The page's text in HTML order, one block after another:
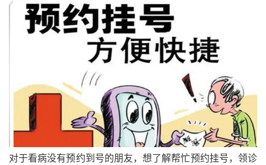
对于看病没有预约到号的朋友，想了解帮忙预约挂号，领诊